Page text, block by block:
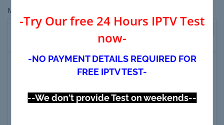
-Try Our free 24 Hours IPTV Test
now-
-NO PAYMENT DETAILS REQUIRED FOR
FREE IPTV TEST-
--We don't provide Test on weekends--
Mensagem